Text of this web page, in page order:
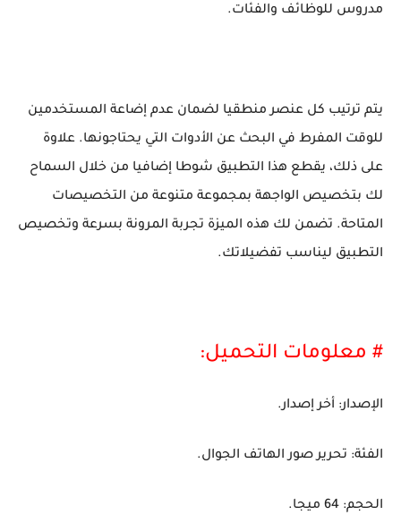
مدروس للوظائف والفئات.
يتم ترتيب كل عنصر منطقيا لضمان عدم إضاعة المستخدمين
للوقت المفرط في البحث عن الأدوات التي يحتاجونها. علاوة
على ذلك، يقطع هذا التطبيق شوطا إضافيا من خلال السماح
لك بتخصيص الواجهة بمجموعة متنوعة من التخصيصات
المتاحة. تضمن لك هذه الميزة تجربة المرونة بسرعة وتخصيص
التطبيق ليناسب تفضيلاتك.
# معلومات التحميل:
الإصدار: أخر إصدار.
الفئة: تحرير صور الهاتف الجوال.
الحجم: 64 ميجا.